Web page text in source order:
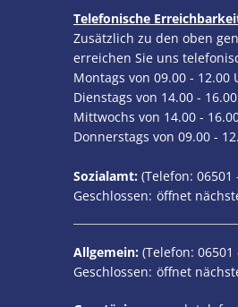
Telefonische
Zusätzlich zu den oben
erreichen Sie uns
Montags von 09.00 - 12.00
Dienstags von 14.00 -
Mittwochs von 14.00 -
Donnerstags von 09.00 -
Sozialamt: (Telefon: 06501
Klicken, um weitere
Geschlossen: öffnet
Allgemein: (Telefon: 06501
Klicken, um weitere
Geschlossen: öffnet